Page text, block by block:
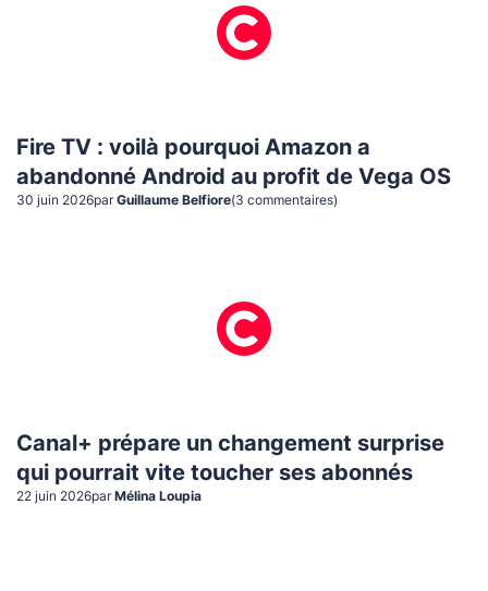
Fire TV : voilà pourquoi Amazon a
abandonné Android au profit de Vega OS
30 juin 2026par Guillaume Belfiore(3 commentaires)
Canal+ prépare un changement surprise
qui pourrait vite toucher ses abonnés
22 juin 2026par Mélina Loupia